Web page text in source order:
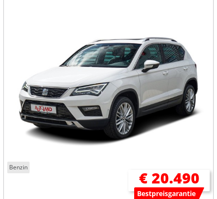
Benzin
€ 20.490
Bestpreisgarantie